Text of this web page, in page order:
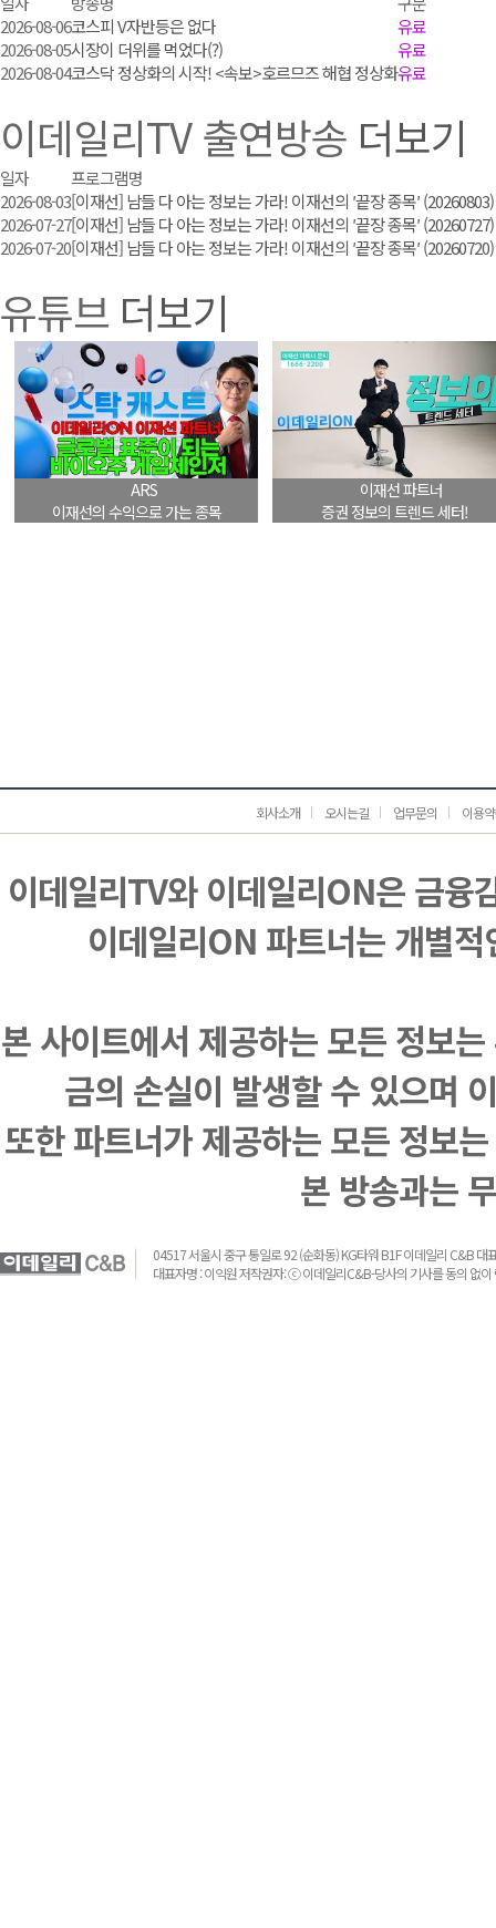
2026-08-06코스피 V자반등은 없다
유료
2026-08-05시장이 더위를 먹었다(?)
유료
2026-08-04코스닥 정상화의 시작! <속보>호르므즈 해협 정상화유료
이데일리TV 출연방송 더보기
일자
프로그램명
2026-08-03[이재선] 남들 다 아는 정보는 가라! 이재선의 ′끝장 종목′ (20260803)
2026-07-27[이재선] 남들 다 아는 정보는 가라! 이재선의 ′끝장 종목′ (20260727)
2026-07-20[이재선] 남들 다 아는 정보는 가라! 이재선의 ′끝장 종목′ (20260720)
유튜브 더보기
ARS
이재선의 수익으로 가는 종목
이재선 파트너
증권 정보의 트렌드 세터!
회사소개 오시는길 업무문의 이용
이데일리TV와 이데일리ON은 금융
이데일리ON 파트너는 개별
본 사이트에서 제공하는 모든 정보
금의 손실이 발생할 수 있으며
또한 파트너가 제공하는 모든 정보
본 방송과는
04517 서울시 중구 통일로 92 (순화동) KG타워 B1F 이데일리 C&B
대표자명 : 이익원 저작권자: ⓒ 이데일리C&B-당사의 기사를 동의 없